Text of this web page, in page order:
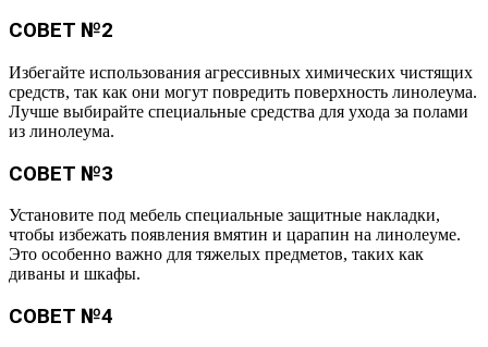
СОВЕТ №2
Избегайте использования агрессивных химических чистящих
средств, так как они могут повредить поверхность линолеума.
Лучше выбирайте специальные средства для ухода за полами
из линолеума.
СОВЕТ №3
Установите под мебель специальные защитные накладки,
чтобы избежать появления вмятин и царапин на линолеуме.
Это особенно важно для тяжелых предметов, таких как
диваны и шкафы.
СОВЕТ №4